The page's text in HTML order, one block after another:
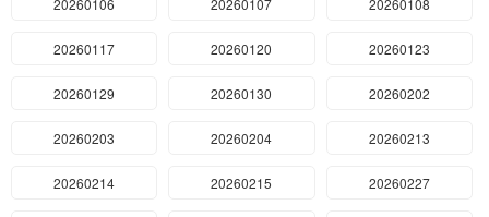
20260106 20260107 20260108
20260117 20260120 20260123
20260129 20260130 20260202
20260203 20260204 20260213
20260214 20260215 20260227